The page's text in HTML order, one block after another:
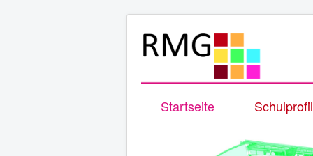
Startseite Schulprofil